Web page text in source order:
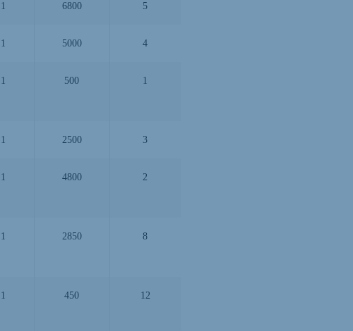
1 6800 5
1 5000 4
1 500 1
1 2500 3
1 4800 2
1 2850 8
1 450 12